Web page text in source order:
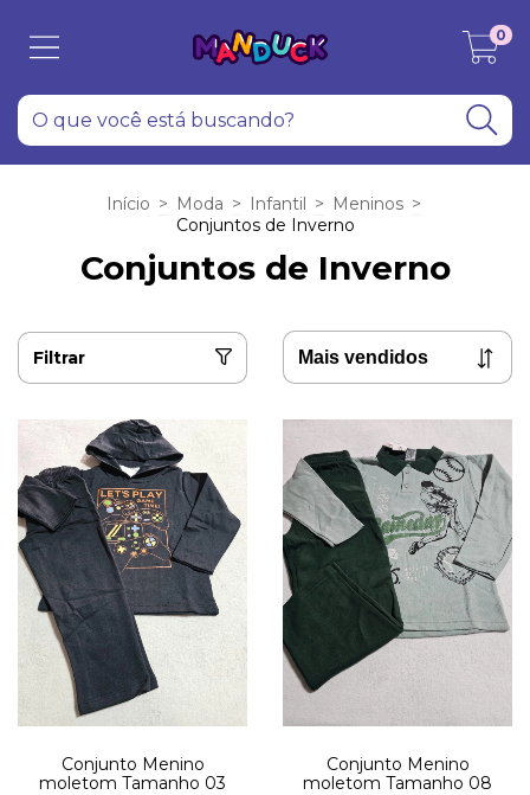
0
Início > Moda > Infantil > Meninos >
Conjuntos de Inverno
Conjuntos de Inverno
Filtrar
Conjunto Menino
moletom Tamanho 03
Conjunto Menino
moletom Tamanho 08